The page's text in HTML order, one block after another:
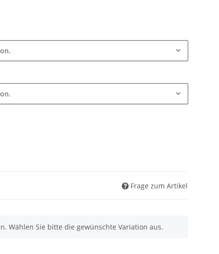
Frage zum Artikel
Wählen Sie bitte die gewünschte Variation aus.